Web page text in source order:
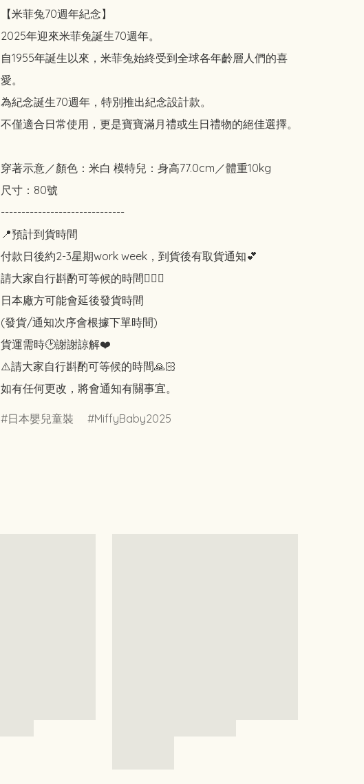
【米菲兔70週年紀念】
2025年迎來米菲兔誕生70週年。
自1955年誕生以來，米菲兔始終受到全球各年齡層人們的喜
愛。
為紀念誕生70週年，特別推出紀念設計款。
不僅適合日常使用，更是寶寶滿月禮或生日禮物的絕佳選擇。
穿著示意／顏色：米白 模特兒：身高77.0cm／體重10kg
尺寸：80號
------------------------------
📍預計到貨時間
付款日後約2-3星期work week，到貨後有取貨通知💕
請大家自行斟酌可等候的時間🙇🏻‍♀️
日本廠方可能會延後發貨時間
(發貨/通知次序會根據下單時間)
貨運需時🕑謝謝諒解❤️
⚠️請大家自行斟酌可等候的時間🙏🏻
如有任何更改，將會通知有關事宜。
日本嬰兒童裝 MiffyBaby2025